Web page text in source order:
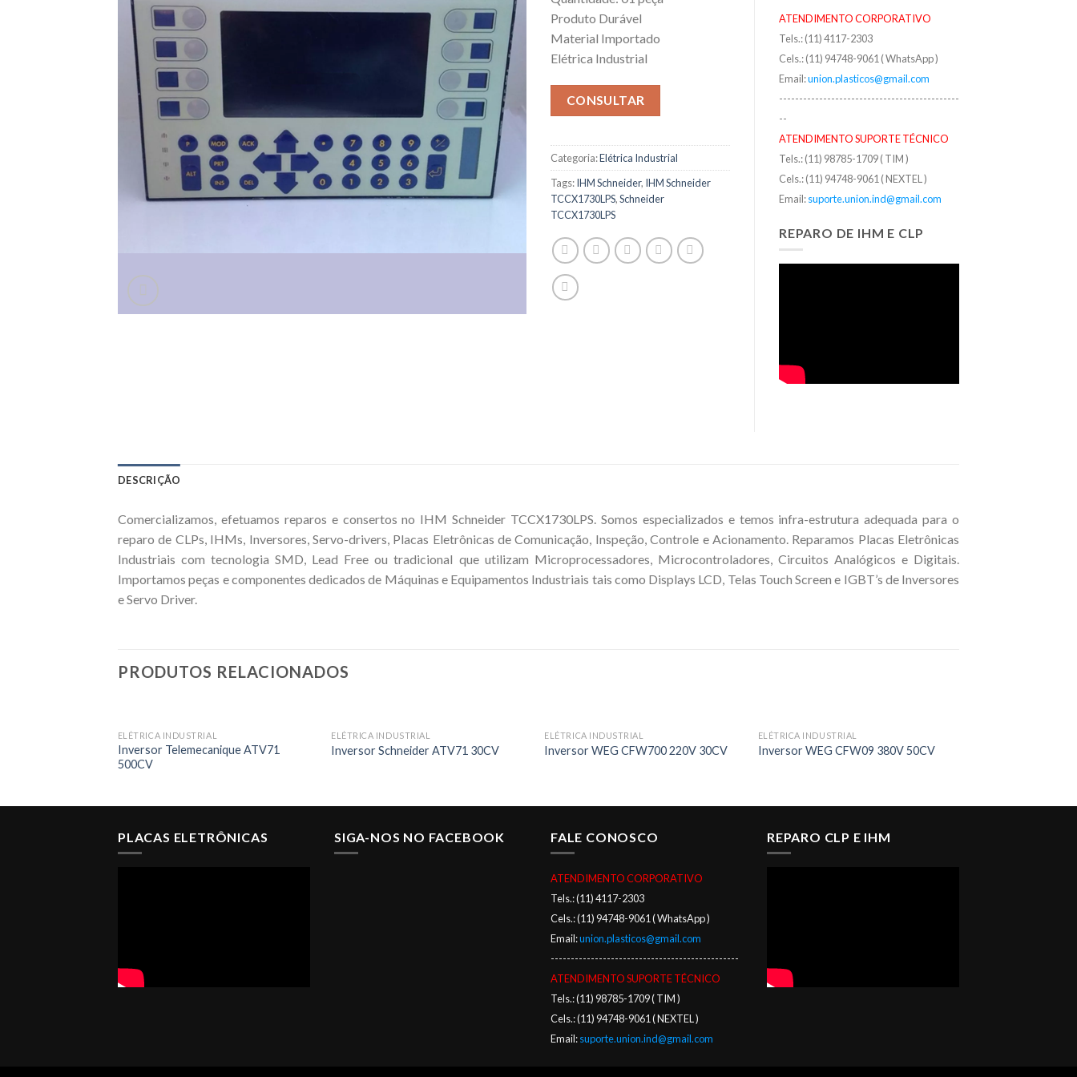
Produto Durável
Material Importado
Elétrica Industrial
CONSULTAR
Categoria:Elétrica Industrial
Tags:IHM Schneider, IHM Schneider
TCCX1730LPS,Schneider
TCCX1730LPS
ATENDIMENTO CORPORATIVO
Tels.: (11) 4117-2303
Cels.: (11) 94748-9061 ( WhatsApp )
Email:union.plasticos@gmail.com
---------------------------------------------
--
ATENDIMENTO SUPORTE TÉCNICO
Tels.: (11) 98785-1709 ( TIM )
Cels.: (11) 94748-9061 ( NEXTEL )
Email:suporte.union.ind@gmail.com
REPARO DE IHM E CLP
DESCRIÇÃO
Comercializamos, efetuamos reparos e consertos no IHM Schneider TCCX1730LPS. Somos especializados e temos infra-estrutura adequada para o
reparo de CLPs, IHMs, Inversores, Servo-drivers, Placas Eletrônicas de Comunicação, Inspeção, Controle e Acionamento. Reparamos Placas Eletrônicas
Industriais com tecnologia SMD, Lead Free ou tradicional que utilizam Microprocessadores, Microcontroladores, Circuitos Analógicos e Digitais.
Importamos peças e componentes dedicados de Máquinas e Equipamentos Industriais tais como Displays LCD, Telas Touch Screen e IGBT’s de Inversores
e Servo Driver.
PRODUTOS RELACIONADOS
ELÉTRICA INDUSTRIAL
Inversor Telemecanique ATV71
500CV
ELÉTRICA INDUSTRIAL
Inversor Schneider ATV71 30CV
ELÉTRICA INDUSTRIAL
Inversor WEG CFW700 220V 30CV
ELÉTRICA INDUSTRIAL
Inversor WEG CFW09 380V 50CV
PLACAS ELETRÔNICAS SIGA-NOS NO FACEBOOK FALE CONOSCO
ATENDIMENTO CORPORATIVO
Tels.: (11) 4117-2303
Cels.: (11) 94748-9061 ( WhatsApp )
Email:union.plasticos@gmail.com
-----------------------------------------------
ATENDIMENTO SUPORTE TÉCNICO
Tels.: (11) 98785-1709 ( TIM )
Cels.: (11) 94748-9061 ( NEXTEL )
Email:suporte.union.ind@gmail.com
REPARO CLP E IHM